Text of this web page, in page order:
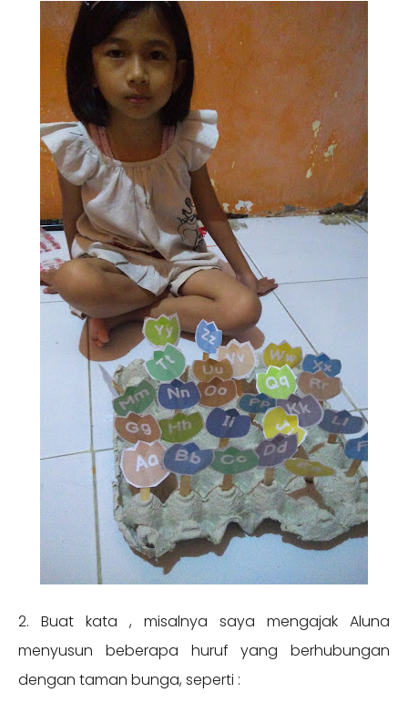
2. Buat kata , misalnya saya mengajak Aluna
menyusun beberapa huruf yang berhubungan
dengan taman bunga, seperti :